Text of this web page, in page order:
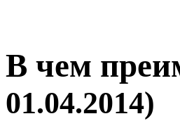
В чем
01.04.2014)